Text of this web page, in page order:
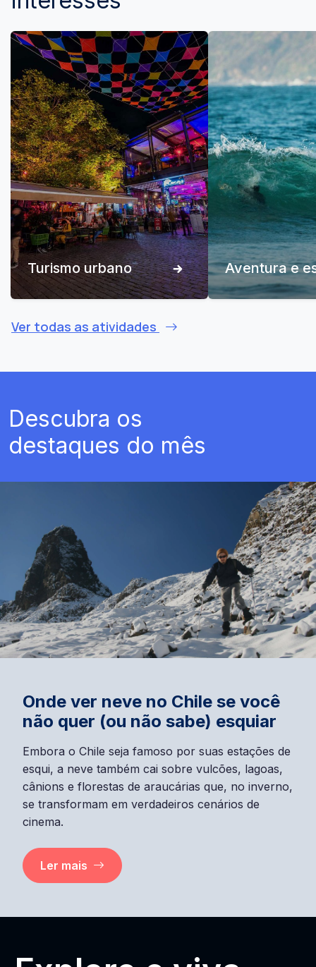
Turismo urbano Aventura e
Ver todas as atividades
Descubra os
destaques do mês
Onde ver neve no Chile se você
não quer (ou não sabe) esquiar
Embora o Chile seja famoso por suas estações de
esqui, a neve também cai sobre vulcões, lagoas,
cânions e florestas de araucárias que, no inverno,
se transformam em verdadeiros cenários de
cinema.
Ler mais